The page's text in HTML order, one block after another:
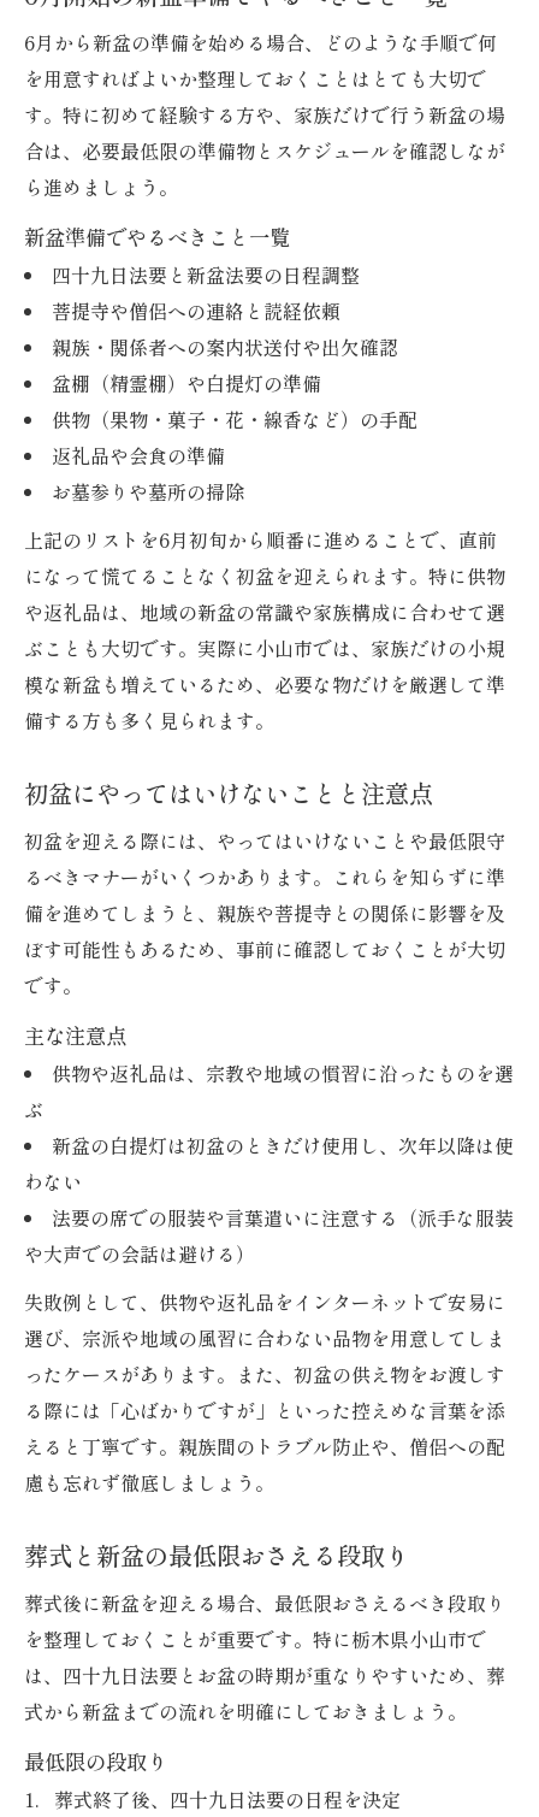
6月から新盆の準備を始める場合、どのような手順で何
を用意すればよいか整理しておくことはとても大切で
す。特に初めて経験する方や、家族だけで行う新盆の場
合は、必要最低限の準備物とスケジュールを確認しなが
ら進めましょう。
新盆準備でやるべきこと一覧
四十九日法要と新盆法要の日程調整
菩提寺や僧侶への連絡と読経依頼
親族・関係者への案内状送付や出欠確認
盆棚（精霊棚）や白提灯の準備
供物（果物・菓子・花・線香など）の手配
返礼品や会食の準備
お墓参りや墓所の掃除
上記のリストを6月初旬から順番に進めることで、直前
になって慌てることなく初盆を迎えられます。特に供物
や返礼品は、地域の新盆の常識や家族構成に合わせて選
ぶことも大切です。実際に小山市では、家族だけの小規
模な新盆も増えているため、必要な物だけを厳選して準
備する方も多く見られます。
初盆にやってはいけないことと注意点
初盆を迎える際には、やってはいけないことや最低限守
るべきマナーがいくつかあります。これらを知らずに準
備を進めてしまうと、親族や菩提寺との関係に影響を及
ぼす可能性もあるため、事前に確認しておくことが大切
です。
主な注意点
供物や返礼品は、宗教や地域の慣習に沿ったものを選
ぶ
新盆の白提灯は初盆のときだけ使用し、次年以降は使
わない
法要の席での服装や言葉遣いに注意する（派手な服装
や大声での会話は避ける）
失敗例として、供物や返礼品をインターネットで安易に
選び、宗派や地域の風習に合わない品物を用意してしま
ったケースがあります。また、初盆の供え物をお渡しす
る際には「心ばかりですが」といった控えめな言葉を添
えると丁寧です。親族間のトラブル防止や、僧侶への配
慮も忘れず徹底しましょう。
葬式と新盆の最低限おさえる段取り
葬式後に新盆を迎える場合、最低限おさえるべき段取り
を整理しておくことが重要です。特に栃木県小山市で
は、四十九日法要とお盆の時期が重なりやすいため、葬
式から新盆までの流れを明確にしておきましょう。
最低限の段取り
葬式終了後、四十九日法要の日程を決定